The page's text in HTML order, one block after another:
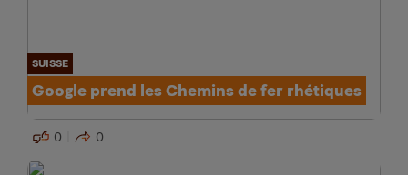
SUISSE
Google prend les Chemins de fer rhétiques
0 0